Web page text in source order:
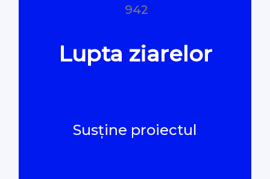
942
Lupta ziarelor
Susține proiectul